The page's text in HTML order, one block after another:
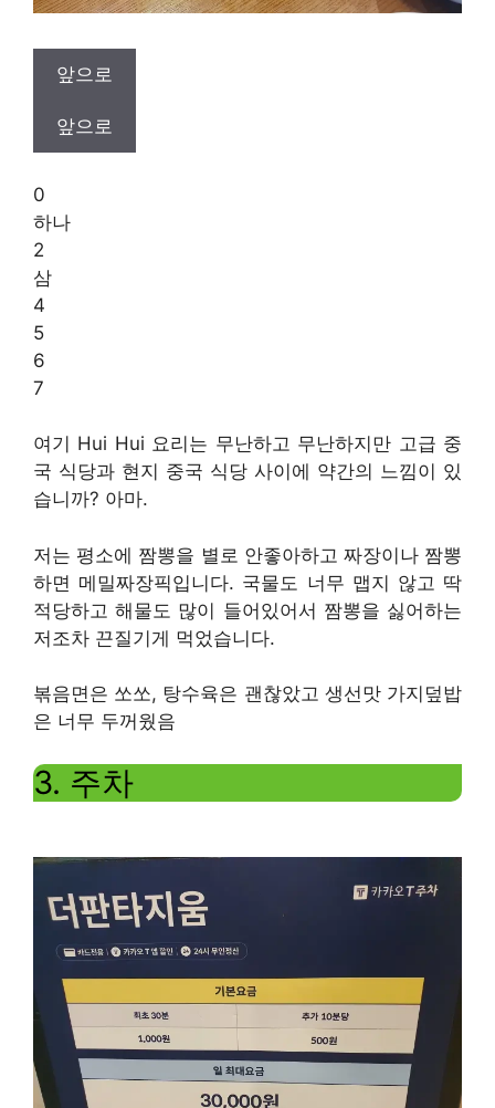
앞으로
앞으로
0
하나
2
삼
4
5
6
7
여기 Hui Hui 요리는 무난하고 무난하지만 고급 중
국 식당과 현지 중국 식당 사이에 약간의 느낌이 있
습니까? 아마.
저는 평소에 짬뽕을 별로 안좋아하고 짜장이나 짬뽕
하면 메밀짜장픽입니다. 국물도 너무 맵지 않고 딱
적당하고 해물도 많이 들어있어서 짬뽕을 싫어하는
저조차 끈질기게 먹었습니다.
볶음면은 쏘쏘, 탕수육은 괜찮았고 생선맛 가지덮밥
은 너무 두꺼웠음
3. 주차